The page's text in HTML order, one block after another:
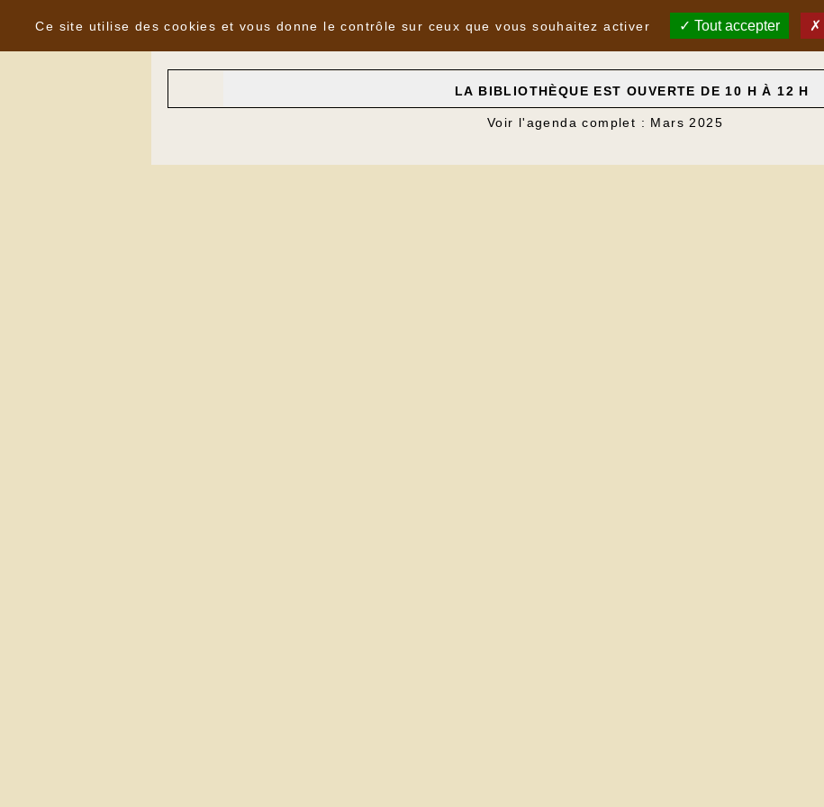
Agenda du Dimanche 16 Mars 2025
LA BIBLIOTHÈQUE EST OUVERTE DE 10 H À 12 H
Voir l'agenda complet : Mars 2025
Ce site utilise des cookies et vous donne le contrôle sur ceux que vous souhaitez activer
Tout accepter